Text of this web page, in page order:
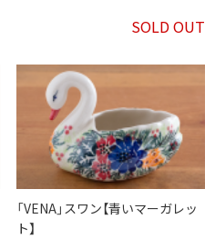
SOLD OUT
「VENA」スワン【青いマーガレッ
ト】